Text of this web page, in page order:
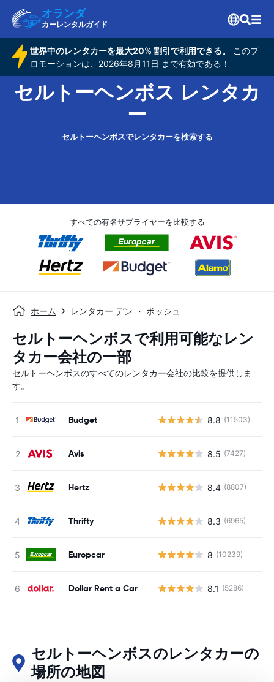
オランダ
カーレンタルガイド
世界中のレンタカーを最大20% 割引で利用できる。
このプ
ロモーションは、2026年8月11日 まで有効である！
セルトーヘンボス レンタカ
ー
セルトーヘンボスでレンタカーを検索する
すべての有名サプライヤーを比較する
ホーム レンタカー デン ・ ボッシュ
セルトーヘンボスで利用可能なレン
タカー会社の一部
セルトーヘンボスのすべてのレンタカー会社の比較を提供しま
す。
Budget 8.8 (11503)
Avis 8.5 (7427)
Hertz 8.4 (8807)
Thrifty 8.3 (6965)
Europcar 8 (10239)
Dollar Rent a Car 8.1 (5286)
セルトーヘンボスのレンタカーの
場所の地図